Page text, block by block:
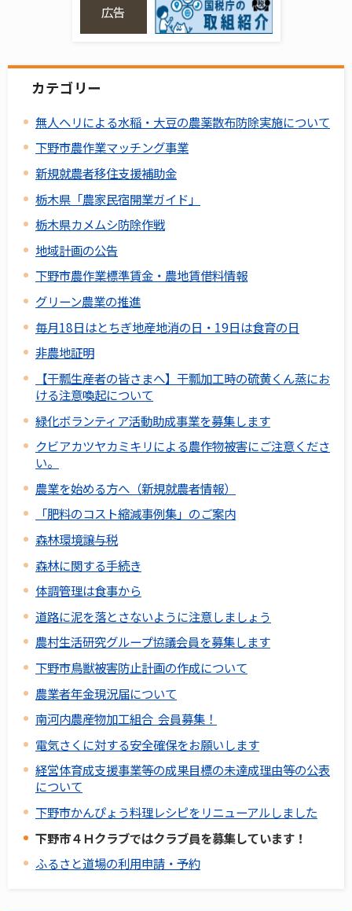
広告
カテゴリー
無人ヘリによる水稲・大豆の農薬散布防除実施について
下野市農作業マッチング事業
新規就農者移住支援補助金
栃木県「農家民宿開業ガイド」
栃木県カメムシ防除作戦
地域計画の公告
下野市農作業標準賃金・農地賃借料情報
グリーン農業の推進
毎月18日はとちぎ地産地消の日・19日は食育の日
非農地証明
【干瓢生産者の皆さまへ】干瓢加工時の硫黄くん蒸にお
ける注意喚起について
緑化ボランティア活動助成事業を募集します
クビアカツヤカミキリによる農作物被害にご注意くださ
い。
農業を始める方へ（新規就農者情報）
「肥料のコスト縮減事例集」のご案内
森林環境譲与税
森林に関する手続き
体調管理は食事から
道路に泥を落とさないように注意しましょう
農村生活研究グループ協議会員を募集します
下野市鳥獣被害防止計画の作成について
農業者年金現況届について
南河内農産物加工組合 会員募集！
電気さくに対する安全確保をお願いします
経営体育成支援事業等の成果目標の未達成理由等の公表
について
下野市かんぴょう料理レシピをリニューアルしました
下野市４Ｈクラブではクラブ員を募集しています！
ふるさと道場の利用申請・予約